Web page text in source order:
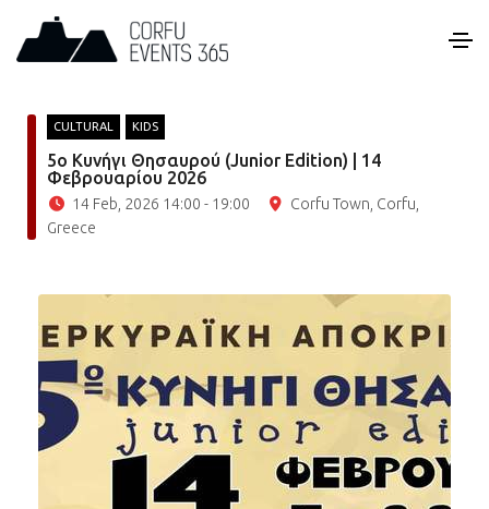
CULTURAL KIDS
5ο Κυνήγι Θησαυρού (Junior Edition) | 14
Φεβρουαρίου 2026
14 Feb, 2026 14:00 - 19:00
Corfu Town, Corfu,
Greece